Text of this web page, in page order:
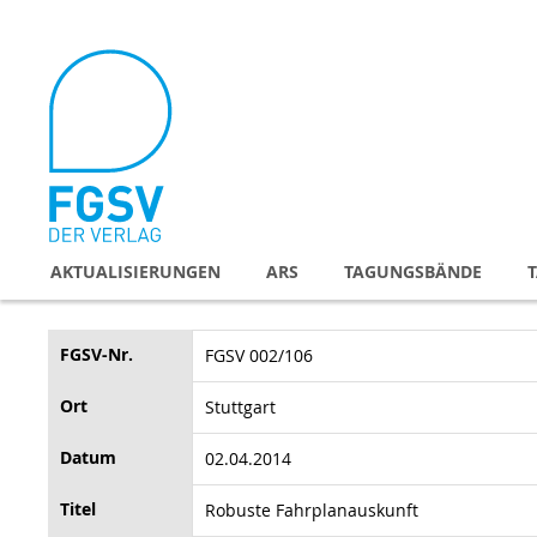
Inhalt
AKTUALISIERUNGEN ARS TAGUNGSBÄNDE
FGSV-Nr. FGSV 002/106
Ort Stuttgart
Datum 02.04.2014
Titel Robuste Fahrplanauskunft